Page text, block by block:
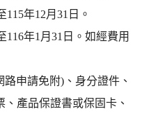
年12月31日。
116年1月31日。如經費用
申請免附)、身分證件、
產品保證書或保固卡、